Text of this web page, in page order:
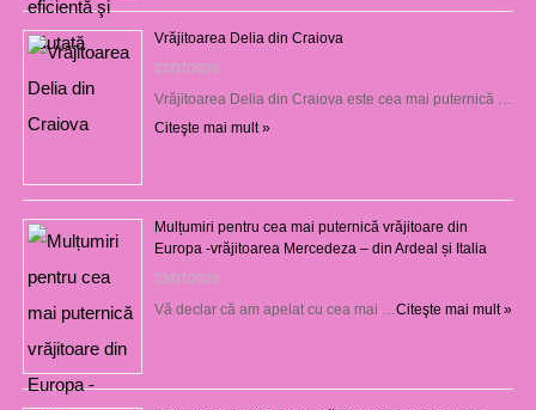
Vrăjitoarea Delia din Craiova
27/07/2026
Vrăjitoarea Delia din Craiova este cea mai puternică …
Citeşte mai mult »
Mulțumiri pentru cea mai puternică vrăjitoare din
Europa -vrăjitoarea Mercedeza – din Ardeal și Italia
23/07/2026
Vă declar că am apelat cu cea mai … Citeşte mai mult »